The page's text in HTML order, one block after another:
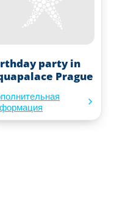
party in
Prague